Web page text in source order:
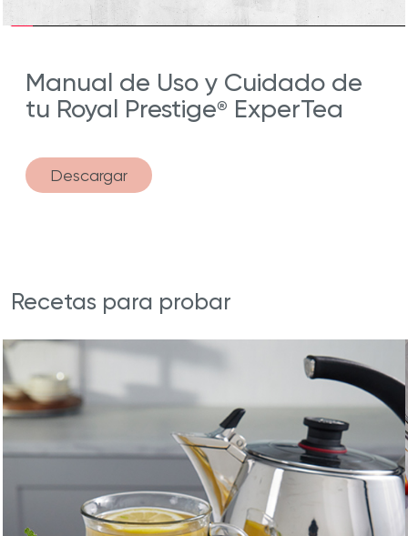
Manual de Uso y Cuidado de
tu Royal Prestige® ExperTea
Descargar
Recetas para probar